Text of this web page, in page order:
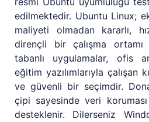
edilmektedir. Ubuntu Linux;
maliyeti olmadan kararlı,
dirençli bir çalışma
tabanlı uygulamalar, ofis
eğitim yazılımlarıyla
ve güvenli bir seçimdir.
çipi sayesinde veri
desteklenir. Dilerseniz